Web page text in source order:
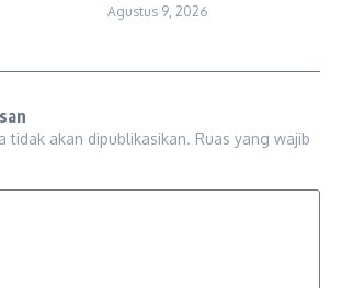
Agustus 9, 2026
tidak akan dipublikasikan. Ruas yang wajib